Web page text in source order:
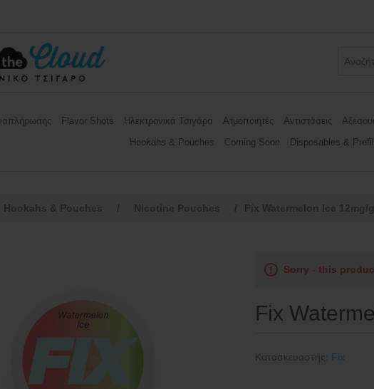
Flavor Shots Ηλεκτρονικά Τσιγάρα Ατμοποιητές Αντιστάσεις
Hookahs & Pouches
Coming Soon Disposables &
Hookahs & Pouches / Nicotine Pouches / Fix Watermelon Ice 12mg/g
Sorry - this
Fix
Κατασκευαστής: Fix